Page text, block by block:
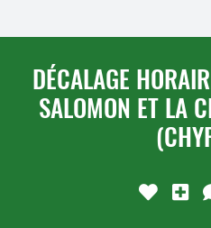
DÉCALAGE
SALOMON ET LA